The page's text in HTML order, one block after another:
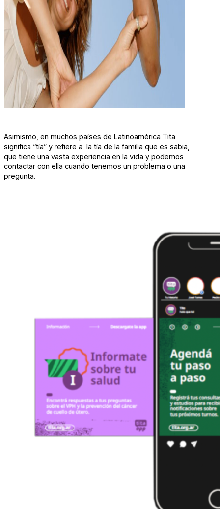
Asimismo, en muchos países de Latinoamérica Tita
significa “tía” y refiere a la tía de la familia que es sabia,
que tiene una vasta experiencia en la vida y podemos
contactar con ella cuando tenemos un problema o una
pregunta.